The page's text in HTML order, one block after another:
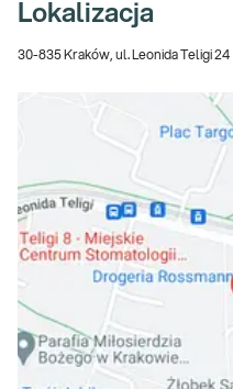
Lokalizacja
30-835 Kraków, ul. Leonida Teligi 24